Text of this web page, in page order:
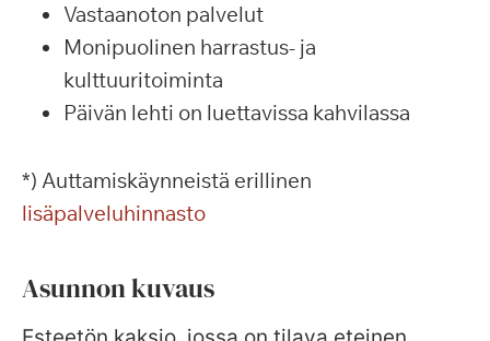
Vastaanoton palvelut
Monipuolinen harrastus- ja
kulttuuritoiminta
Päivän lehti on luettavissa kahvilassa
*) Auttamiskäynneistä erillinen
lisäpalveluhinnasto
Asunnon kuvaus